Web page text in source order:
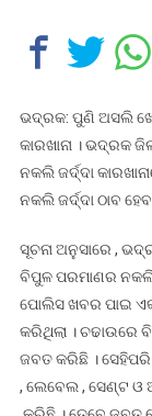
ଭଦ୍ରକ: ପୁଣି ଅସଲି
କାରଖାନା । ଭଦ୍ରକ
ନକଲି ଜର୍ଦ୍ଦା
ନକଲି ଜର୍ଦ୍ଦା ଠାବ
ସୂଚନା ଅନୁସାରେ ,
ବିପୁଳ ପରମାଣର ନକଲି
ପୋଲିସ ଖବର ପାଇ
କରିଥିଲା । ଚଢାଉରେ
ଜବତ କରିଛି । ସେହିପରି
, ଲେବେଲ , ସେଣ୍ଟ ଓ